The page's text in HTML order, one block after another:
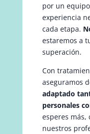
por un
experiencia
cada etapa.
estaremos a
superación.
Con
aseguramos
adaptado
personales
esperes más,
nuestros